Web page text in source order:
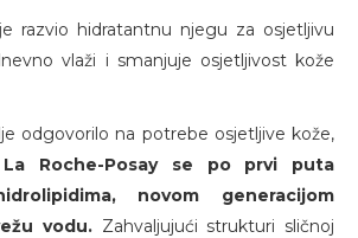
razvio hidratantnu njegu za osjetljivu
vlaži i smanjuje osjetljivost kože
odgovorilo na potrebe osjetljive kože,
Roche-Posay se po prvi puta
novom generacijom
vodu. Zahvaljujući strukturi sličnoj